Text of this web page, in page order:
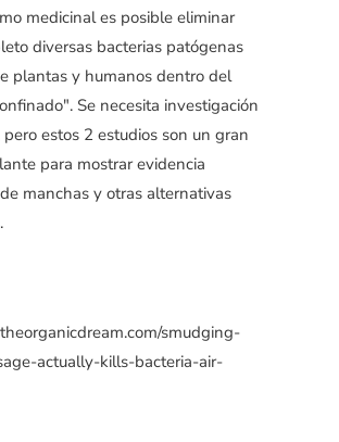
medicinal es posible eliminar
diversas bacterias patógenas
plantas y humanos dentro del
Se necesita investigación
pero estos 2 estudios son un gran
para mostrar evidencia
manchas y otras alternativas
smudging-
actually-kills-bacteria-air-